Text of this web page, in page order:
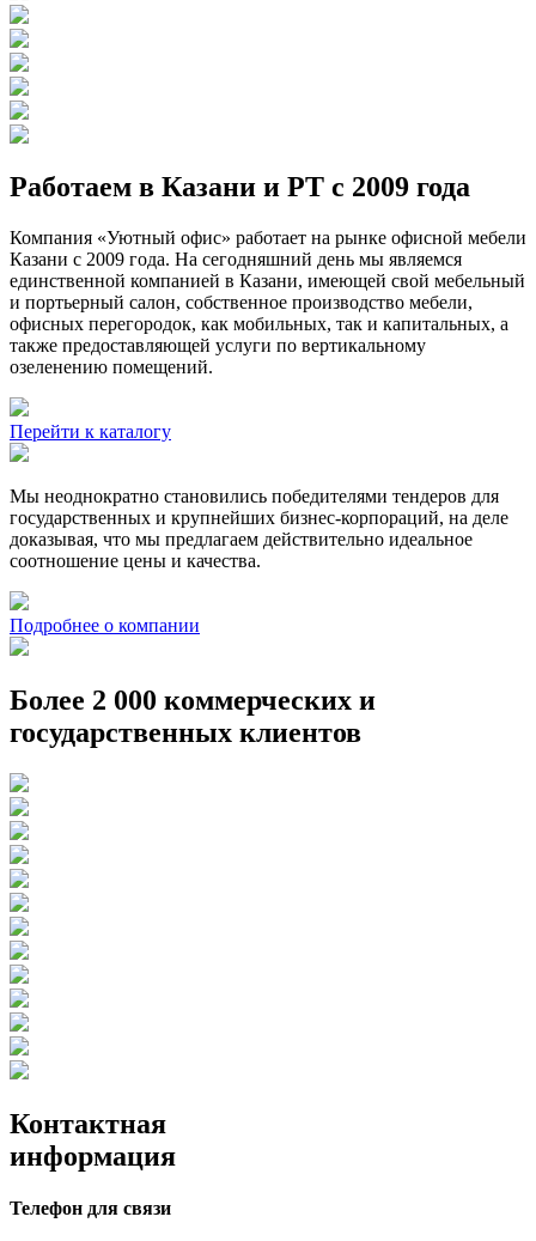
Работаем в Казани и РТ с 2009 года
Компания «Уютный офис» работает на рынке офисной мебели
Казани с 2009 года. На сегодняшний день мы являемся
единственной компанией в Казани, имеющей свой мебельный
и портьерный салон, собственное производство мебели,
офисных перегородок, как мобильных, так и капитальных, а
также предоставляющей услуги по вертикальному
озеленению помещений.
Перейти к каталогу
Мы неоднократно становились победителями тендеров для
государственных и крупнейших бизнес-корпораций, на деле
доказывая, что мы предлагаем действительно идеальное
соотношение цены и качества.
Подробнее о компании
Более 2 000 коммерческих и
государственных клиентов
Контактная
информация
Телефон для связи